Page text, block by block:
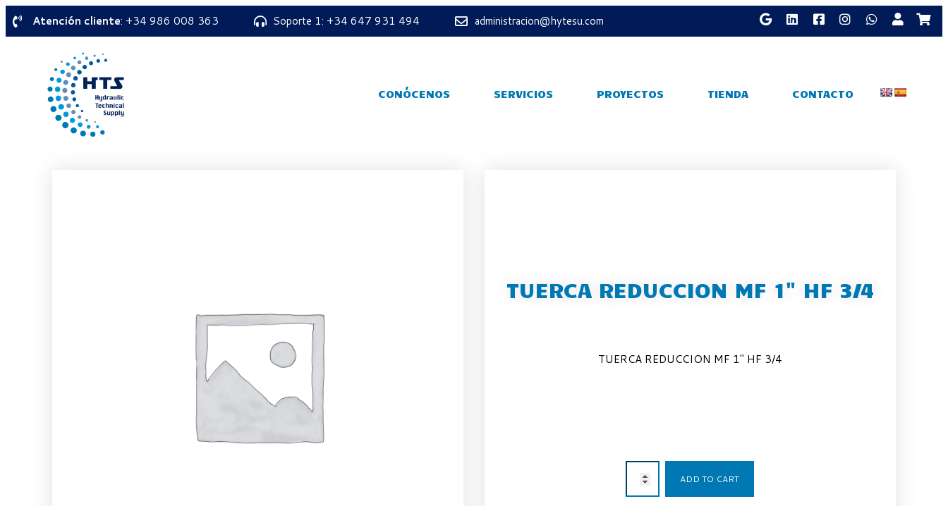
Atención cliente: +34 986 008 363 Soporte 1: +34 647 931 494 administracion@hytesu.com
CONÓCENOS SERVICIOS PROYECTOS TIENDA CONTACTO
TUERCA REDUCCION MF 1" HF 3/4
TUERCA REDUCCION MF 1″ HF 3/4
ADD TO CART